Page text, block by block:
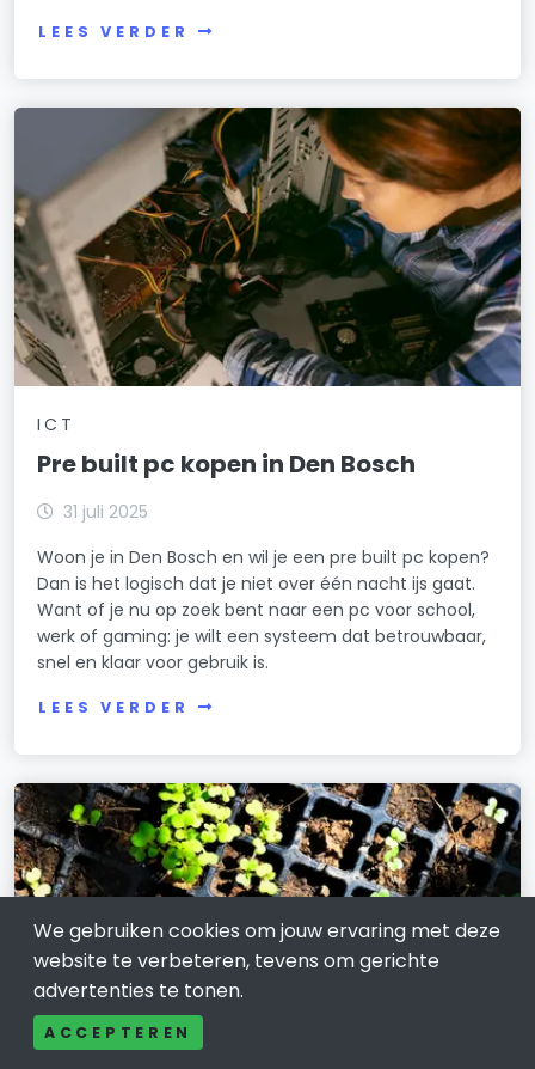
LEES VERDER
ICT
Pre built pc kopen in Den Bosch
31 juli 2025
Woon je in Den Bosch en wil je een pre built pc kopen?
Dan is het logisch dat je niet over één nacht ijs gaat.
Want of je nu op zoek bent naar een pc voor school,
werk of gaming: je wilt een systeem dat betrouwbaar,
snel en klaar voor gebruik is.
LEES VERDER
We gebruiken cookies om jouw ervaring met deze
website te verbeteren, tevens om gerichte
advertenties te tonen.
ACCEPTEREN